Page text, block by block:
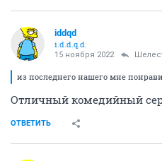
iddqd
i.d.d.q.d.
15 ноября 2022
из последнего нашего мне
Отличный комедийный
ОТВЕТИТЬ